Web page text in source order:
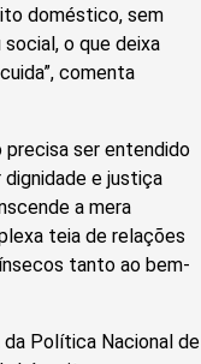
doméstico, sem
o que deixa
comenta
precisa ser entendido
e justiça
a mera
teia de relações
tanto ao bem-
da Política Nacional de